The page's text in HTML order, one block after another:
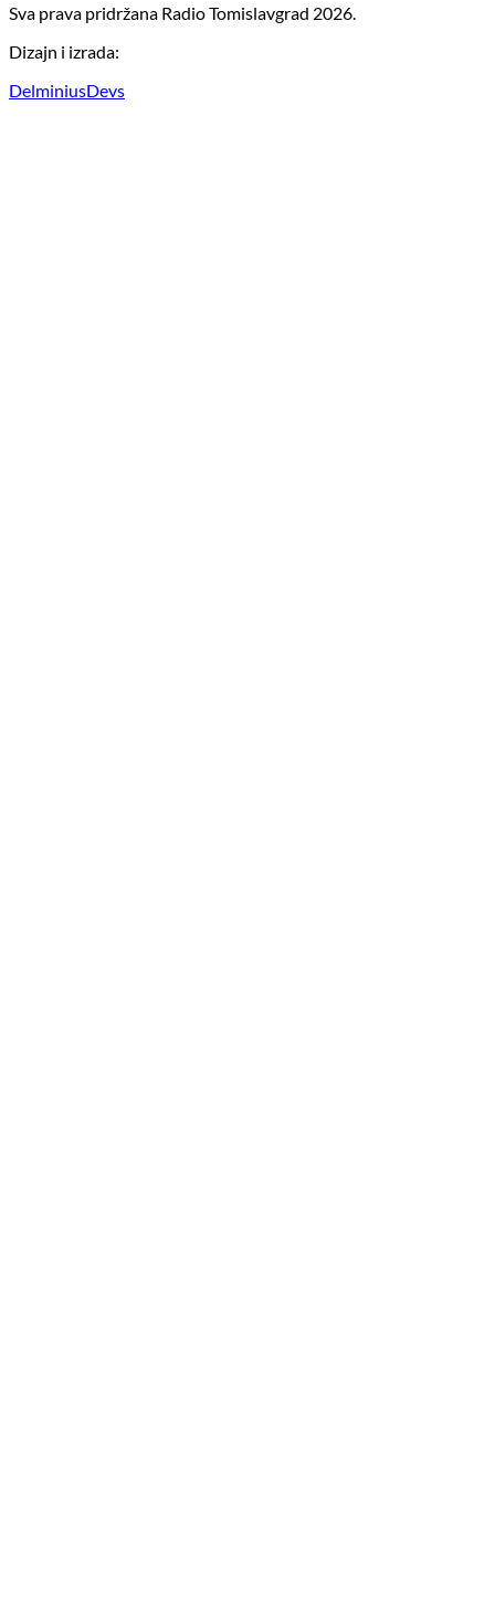
Sva prava pridržana Radio Tomislavgrad 2026.
Dizajn i izrada:
DelminiusDevs